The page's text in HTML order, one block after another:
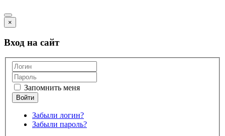
×
Вход на сайт
Запомнить меня
Забыли логин?
Забыли пароль?